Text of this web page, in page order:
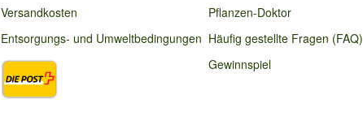
Versandkosten
Entsorgungs- und Umweltbedingungen
Pflanzen-Doktor
Häufig gestellte Fragen (FAQ)
Gewinnspiel